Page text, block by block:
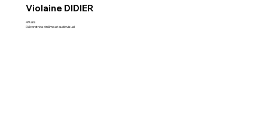
Violaine DIDIER
49 ans
Décoratrice cinéma et audiovisuel